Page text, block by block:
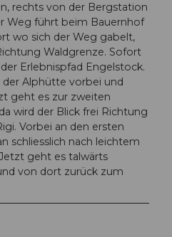
rechts von der Bergstation
Weg führt beim Bauernhof
wo sich der Weg gabelt,
Waldgrenze. Sofort
Erlebnispfad Engelstock.
Alphütte vorbei und
geht es zur zweiten
wird der Blick frei Richtung
Vorbei an den ersten
schliesslich nach leichtem
geht es talwärts
von dort zurück zum